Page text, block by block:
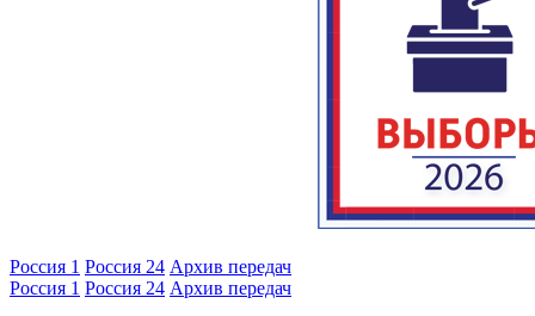
Россия 1 Россия 24 Архив передач
Россия 1 Россия 24 Архив передач